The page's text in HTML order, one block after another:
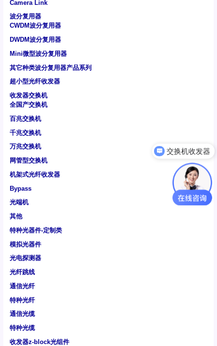
Camera Link
波分复用器
CWDM波分复用器
DWDM波分复用器
Mini微型波分复用器
其它种类波分复用器产品系列
超小型光纤收发器
收发器交换机
全国产交换机
百兆交换机
千兆交换机
万兆交换机
网管型交换机
机架式光纤收发器
Bypass
光端机
其他
特种光器件-定制类
模拟光器件
光电探测器
光纤跳线
通信光纤
特种光纤
通信光缆
特种光缆
收发器z-block光组件
交换机收发器